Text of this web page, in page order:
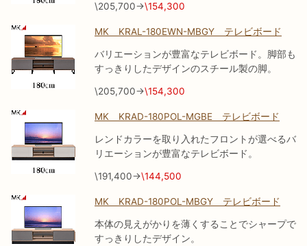
\205,700→\154,300
MK KRAL-180EWN-MBGY テレビボード
バリエーションが豊富なテレビボード。脚部も
すっきりしたデザインのスチール製の脚。
\205,700→\154,300
MK KRAD-180POL-MGBE テレビボード
レンドカラーを取り入れたフロントが選べるバ
リエーションが豊富なテレビボード。
\191,400→\144,500
MK KRAD-180POL-MBGY テレビボード
本体の見えがかりを薄くすることでシャープで
すっきりしたデザイン。